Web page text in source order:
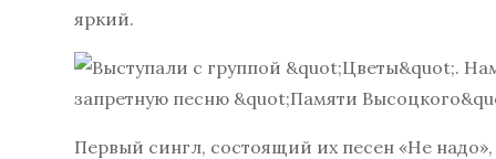
яркий.
Первый сингл, состоящий их песен «Не надо»,